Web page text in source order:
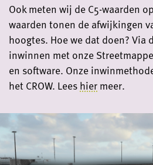
Ook meten wij de C5-waarden
waarden tonen de afwijkingen
hoogtes. Hoe we dat doen? Via
inwinnen met onze
en software. Onze
het CROW. Leeshiermeer.